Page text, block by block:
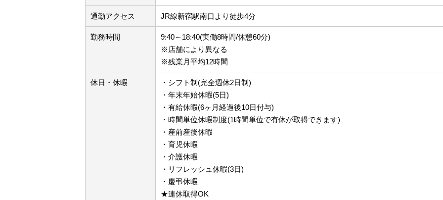
通勤アクセス JR線新宿駅南口より徒歩4分
勤務時間
9:40～18:40(実働8時間/休憩60分)
※店舗により異なる
※残業月平均12時間
休日・休暇
・シフト制(完全週休2日制)
・年末年始休暇(5日)
・有給休暇(6ヶ月経過後10日付与)
・時間単位休暇制度(1時間単位で有休が取得できます)
・産前産後休暇
・育児休暇
・介護休暇
・リフレッシュ休暇(3日)
・慶弔休暇
★連休取得OK